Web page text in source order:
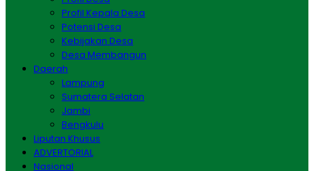
Profil Kepala Desa
Potensi Desa
Kebijakan Desa
Desa Membangun
Daerah
Lampung
Sumatera Selatan
Jambi
Bengkulu
Liputan Khusus
ADVERTORIAL
Nasional